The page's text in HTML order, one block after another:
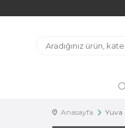
Anasayfa Yuva